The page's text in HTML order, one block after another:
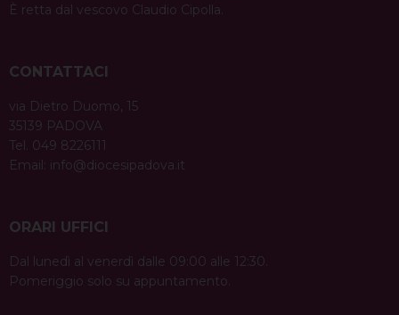
È retta dal vescovo Claudio Cipolla.
CONTATTACI
via Dietro Duomo, 15
35139 PADOVA
Tel. 049 8226111
Email: info@diocesipadova.it
ORARI UFFICI
Dal lunedì al venerdì dalle 09:00 alle 12:30.
Pomeriggio solo su appuntamento.